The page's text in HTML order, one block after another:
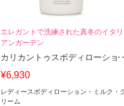
エレガントで洗練された真冬のイタリ
アンガーデン
カリカントゥスボディローショ
¥6,930
レディースボディローション・ミルク・
リーム